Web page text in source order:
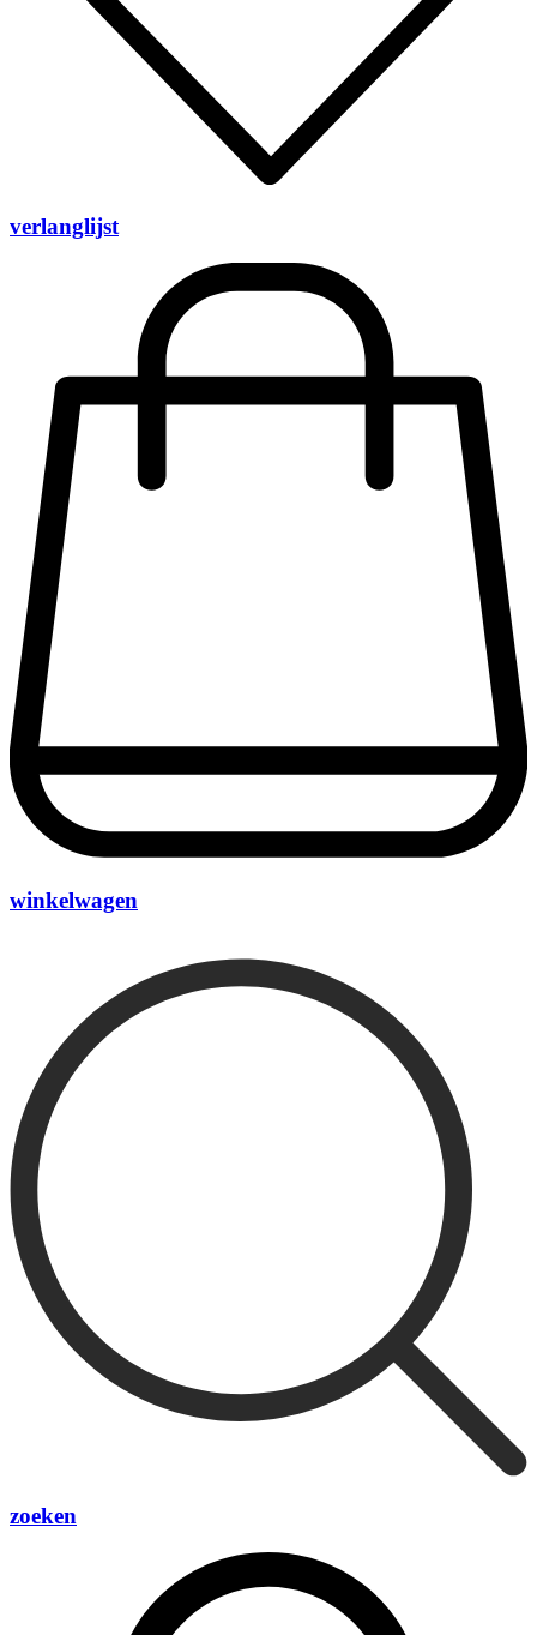
verlanglijst
winkelwagen
zoeken